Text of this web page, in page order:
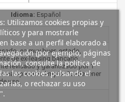
Idioma: Español
en muy buen estado,
de ex-leasing bancario.
revisado y garantizado por 1
operativo limpio. Puede tener
uso.
Utilizamos cookies propias y
y para mostrarle
base a un perfil elaborado a
(por ejemplo, páginas
consulte la política de
las cookies pulsando el
o rechazar su uso